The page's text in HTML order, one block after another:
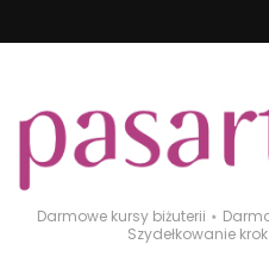
Darmowe kursy biżuterii ⋆
Szydełkowanie